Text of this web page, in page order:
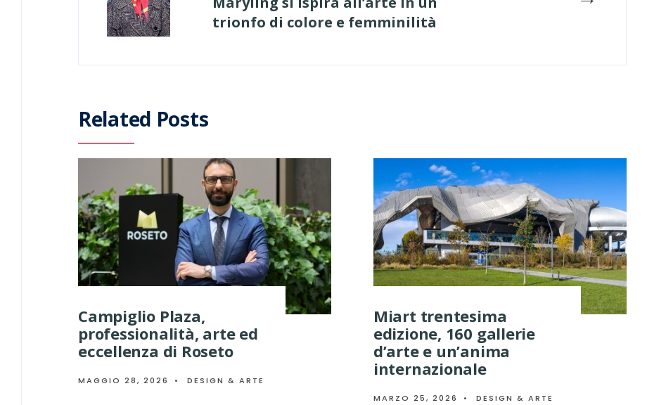
trionfo di colore e femminilità
Related Posts
Campiglio Plaza,
professionalità, arte ed
eccellenza di Roseto
MAGGIO 28, 2026 • DESIGN & ARTE
Miart trentesima
edizione, 160 gallerie
d’arte e un’anima
internazionale
MARZO 25, 2026 • DESIGN & ARTE